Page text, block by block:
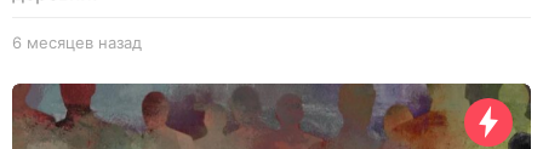
6 месяцев назад
е
с
я